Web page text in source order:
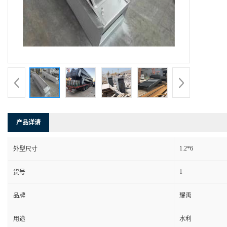
产品详请
外型尺寸 1.2*6
货号 1
品牌 耀禹
用途 水利